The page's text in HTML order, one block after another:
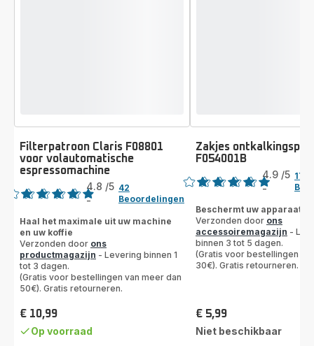
Filterpatroon Claris F08801
voor volautomatische
espressomachine
Beoordeling
4.8 /5
-
42
Beoordelingen
Haal het maximale uit uw machine
en uw koffie
Verzonden door ons
productmagazijn - Levering binnen 1
tot 3 dagen.
(Gratis voor bestellingen van meer dan
50€). Gratis retourneren.
Prijs
€ 10,99
Op voorraad
Zakjes
F054001B
Beoordeling
4.9 /5
-
17
Beschermt uw apparaat
Verzonden door ons
accessoiremagazijn -
binnen 3 tot 5 dagen.
(Gratis voor bestellingen
30€). Gratis retourneren.
Prijs
€ 5,99
Niet beschikbaar